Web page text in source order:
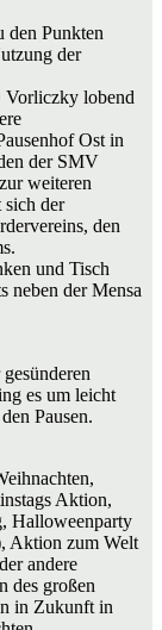
den Punkten
der
Vorliczky lobend
Ost in
der SMV
weiteren
sich der
den
und Tisch
neben der Mensa
es um leicht
Pausen.
Aktion,
Halloweenparty
Aktion zum Welt
andere
des großen
in Zukunft in